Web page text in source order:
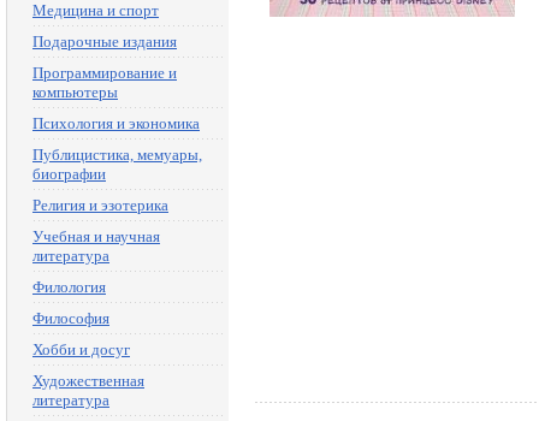
Медицина и спорт
Подарочные издания
Программирование и
компьютеры
Психология и экономика
Публицистика, мемуары,
биографии
Религия и эзотерика
Учебная и научная
литература
Филология
Философия
Хобби и досуг
Художественная
литература